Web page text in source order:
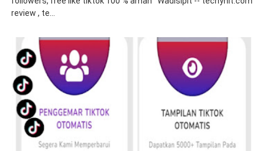
review , te...